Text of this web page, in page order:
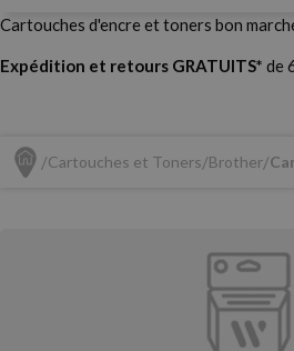
Cartouches d'encre et toners bon
Expédition et retours GRATUITS* de
Cartouches et Toners Brother